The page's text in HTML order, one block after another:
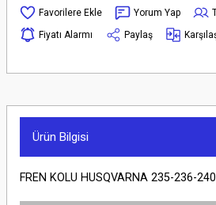
Yorum Yap
Fiyatı Alarmı
Paylaş
Ürün Bilgisi
FREN KOLU HUSQVARNA 235-236-